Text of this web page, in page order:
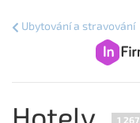
Ubytování a stravování
1 267